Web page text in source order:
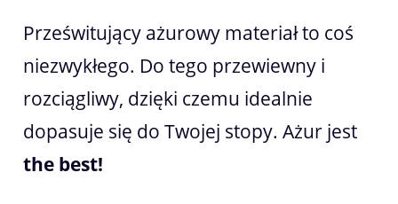
Prześwitujący ażurowy materiał to coś
niezwykłego. Do tego przewiewny i
rozciągliwy, dzięki czemu idealnie
dopasuje się do Twojej stopy. Ażur jest
the best!